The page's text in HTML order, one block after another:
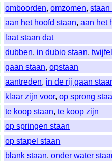
omboorden,omzomen,
aan het hoofd staan,aan het
laat staan dat
dubben, in dubio staan,
gaan staan,opstaan
aantreden, in de rij gaan
klaar zijn voor,op sprong
te koop staan,te koop zijn
op springen staan
op stapel staan
blank staan,onder water